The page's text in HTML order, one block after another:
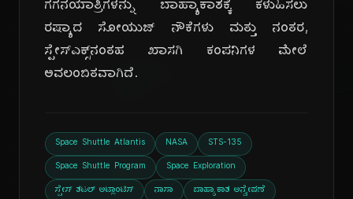
ಗಗನಯಾತ್ರಿಗಳನ್ನು ಬಾಹ್ಯಾಕಾಶಕ್ಕೆ ಕಳುಹಿಸಲು
ರಷ್ಯಾದ ಸೋಯುಜ್ ನೌಕೆಗಳು ಮತ್ತು ನಂತರ,
ಸ್ಪೇಸ್‌ಎಕ್ಸ್‌ನಂತಹ ಖಾಸಗಿ ಕಂಪನಿಗಳ ಮೇಲೆ
ಅವಲಂಬಿತವಾಗಿದೆ.
Space Shuttle Atlantis NASA STS-135
Space Shuttle Program Space Exploration
ಸ್ಪೇಸ್ ಶಟಲ್ ಅಟ್ಲಾಂಟಿಸ್ ನಾಸಾ ಬಾಹ್ಯಾಕಾಶ ಅನ್ವೇಷಣೆ